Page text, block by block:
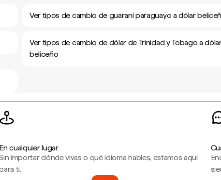
Ver tipos de cambio de guaraní paraguayo a dólar
Ver tipos de cambio de dólar de Trinidad y Tobago a
beliceño
En cualquier lugar
importar dónde vivas o qué idioma hables, estamos aquí
ti.